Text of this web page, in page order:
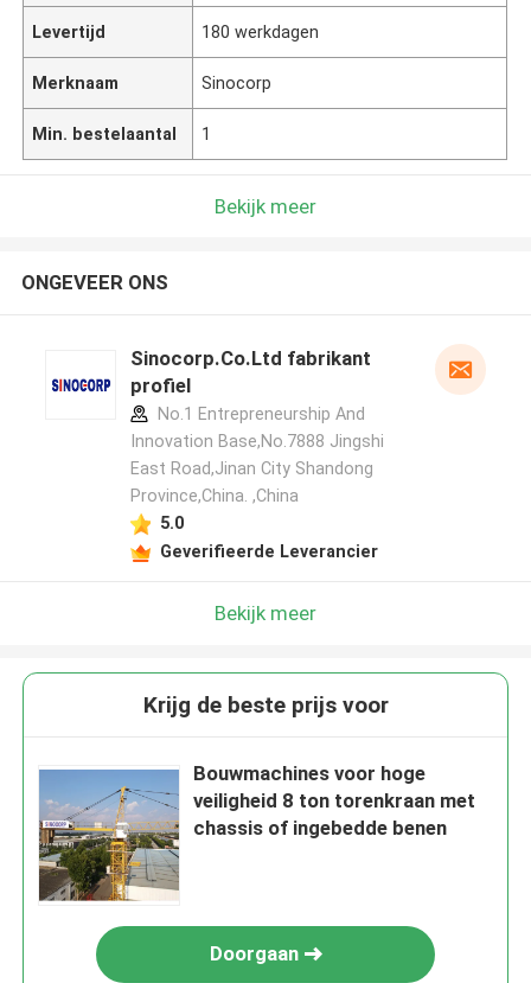
Levertijd 180 werkdagen
Merknaam Sinocorp
Min. bestelaantal 1
Bekijk meer
ONGEVEER ONS
Sinocorp.Co.Ltd fabrikant
profiel
No.1 Entrepreneurship And
Innovation Base,No.7888 Jingshi
East Road,Jinan City Shandong
Province,China. ,China
5.0
Geverifieerde Leverancier
Bekijk meer
Krijg de beste prijs voor
Bouwmachines voor hoge
veiligheid 8 ton torenkraan met
chassis of ingebedde benen
Doorgaan